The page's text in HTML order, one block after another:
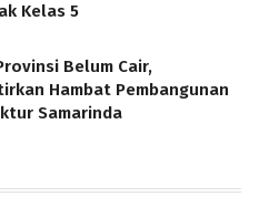
Kelas 5
Belum Cair,
Hambat Pembangunan
Samarinda